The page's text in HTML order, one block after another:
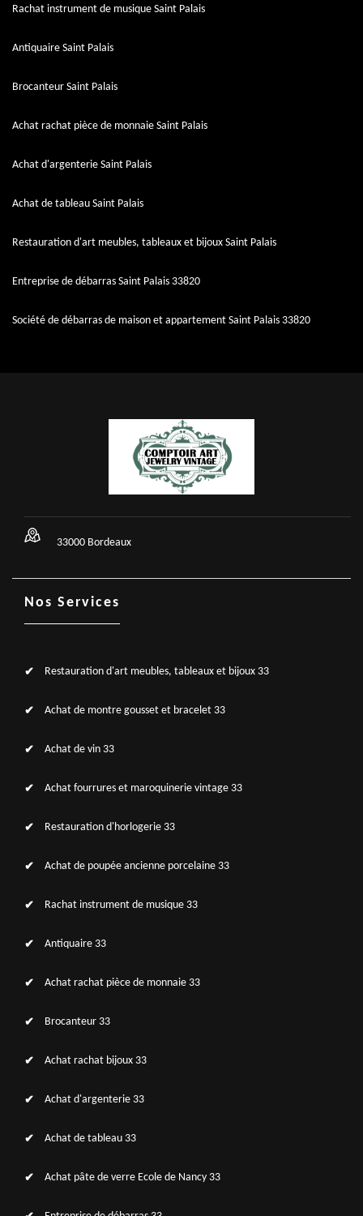
Rachat instrument de musique Saint Palais
Antiquaire Saint Palais
Brocanteur Saint Palais
Achat rachat pièce de monnaie Saint Palais
Achat d'argenterie Saint Palais
Achat de tableau Saint Palais
Restauration d'art meubles, tableaux et bijoux Saint Palais
Entreprise de débarras Saint Palais 33820
Société de débarras de maison et appartement Saint Palais 33820
33000 Bordeaux
Nos Services
Restauration d'art meubles, tableaux et bijoux 33
Achat de montre gousset et bracelet 33
Achat de vin 33
Achat fourrures et maroquinerie vintage 33
Restauration d'horlogerie 33
Achat de poupée ancienne porcelaine 33
Rachat instrument de musique 33
Antiquaire 33
Achat rachat pièce de monnaie 33
Brocanteur 33
Achat rachat bijoux 33
Achat d'argenterie 33
Achat de tableau 33
Achat pâte de verre Ecole de Nancy 33